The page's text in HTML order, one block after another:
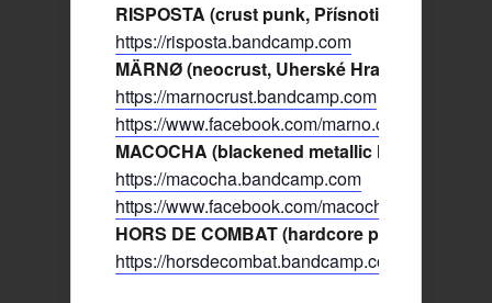
RISPOSTA (crust punk, Přísnotice, CZ)
https://risposta.bandcamp.com
MÄRNØ (neocrust, Uherské Hradiště, CZ)
https://marnocrust.bandcamp.com
https://www.facebook.com/marno.crust
MACOCHA (blackened metallic hardcore/
https://macocha.bandcamp.com
https://www.facebook.com/macochametal
HORS DE COMBAT (hardcore punk, Zvolen,
https://horsdecombat.bandcamp.com